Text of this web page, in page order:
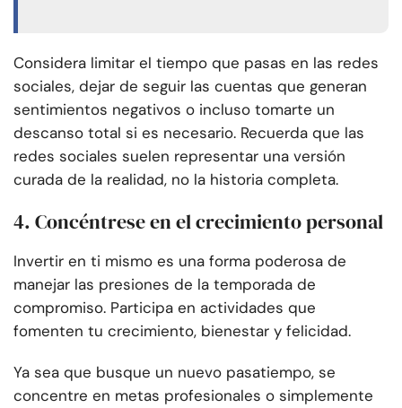
Considera limitar el tiempo que pasas en las redes
sociales, dejar de seguir las cuentas que generan
sentimientos negativos o incluso tomarte un
descanso total si es necesario. Recuerda que las
redes sociales suelen representar una versión
curada de la realidad, no la historia completa.
4. Concéntrese en el crecimiento personal
Invertir en ti mismo es una forma poderosa de
manejar las presiones de la temporada de
compromiso. Participa en actividades que
fomenten tu crecimiento, bienestar y felicidad.
Ya sea que busque un nuevo pasatiempo, se
concentre en metas profesionales o simplemente